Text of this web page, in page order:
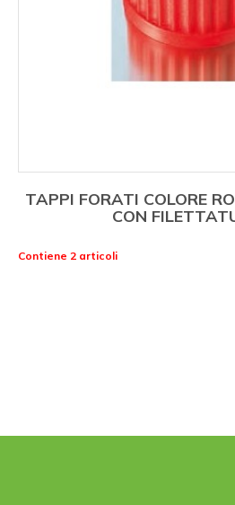
TAPPI FORATI COLORE
CON
Contiene 2 articoli